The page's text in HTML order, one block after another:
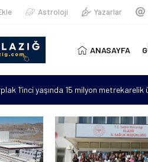
Astroloji Yazarlar
ANASAYFA
1’inci yaşında 15 milyon
çöp konteynerinde yeni doğmuş
gazından şehit olan asker sayısı
hastası annesi için 6 bin kilometre